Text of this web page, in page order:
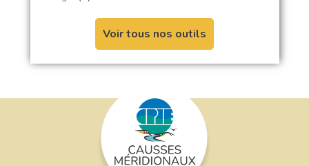
Voir tous nos outils